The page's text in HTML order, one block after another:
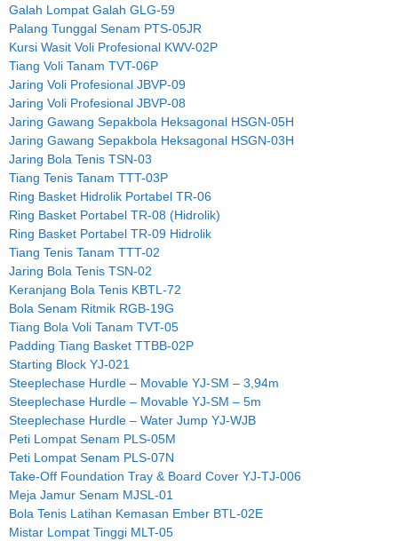
Galah Lompat Galah GLG-59
Palang Tunggal Senam PTS-05JR
Kursi Wasit Voli Profesional KWV-02P
Tiang Voli Tanam TVT-06P
Jaring Voli Profesional JBVP-09
Jaring Voli Profesional JBVP-08
Jaring Gawang Sepakbola Heksagonal HSGN-05H
Jaring Gawang Sepakbola Heksagonal HSGN-03H
Jaring Bola Tenis TSN-03
Tiang Tenis Tanam TTT-03P
Ring Basket Hidrolik Portabel TR-06
Ring Basket Portabel TR-08 (Hidrolik)
Ring Basket Portabel TR-09 Hidrolik
Tiang Tenis Tanam TTT-02
Jaring Bola Tenis TSN-02
Keranjang Bola Tenis KBTL-72
Bola Senam Ritmik RGB-19G
Tiang Bola Voli Tanam TVT-05
Padding Tiang Basket TTBB-02P
Starting Block YJ-021
Steeplechase Hurdle – Movable YJ-SM – 3,94m
Steeplechase Hurdle – Movable YJ-SM – 5m
Steeplechase Hurdle – Water Jump YJ-WJB
Peti Lompat Senam PLS-05M
Peti Lompat Senam PLS-07N
Take-Off Foundation Tray & Board Cover YJ-TJ-006
Meja Jamur Senam MJSL-01
Bola Tenis Latihan Kemasan Ember BTL-02E
Mistar Lompat Tinggi MLT-05